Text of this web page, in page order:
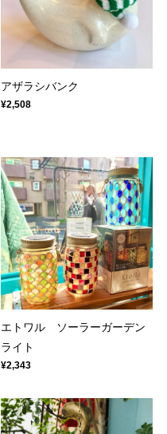
アザラシバンク
¥2,508
エトワル ソーラーガーデン
ライト
¥2,343